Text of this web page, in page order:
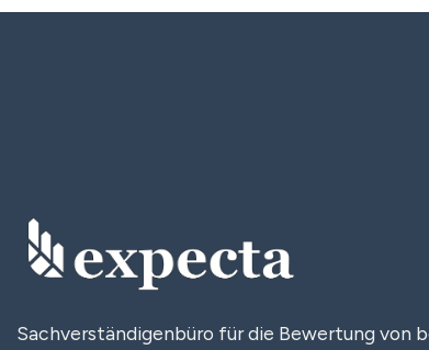
Sachverständigenbüro für die Bewertung von